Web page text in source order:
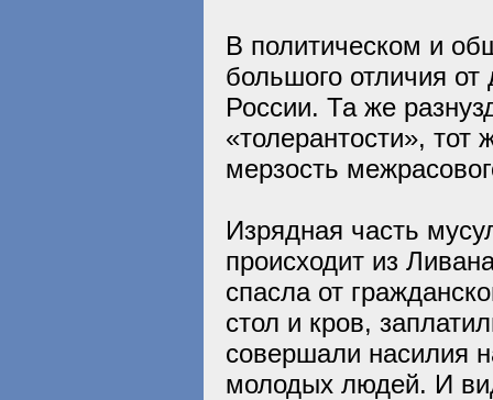
В политическом и
большого отличия от
России. Та же
«толерантости», тот
мерзость
Изрядная часть
происходит из
спасла от
стол и кров,
совершали насилия
молодых людей. И